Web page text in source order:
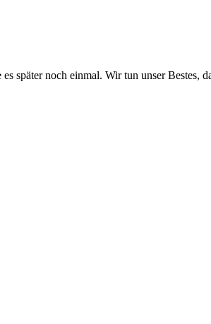
später noch einmal. Wir tun unser Bestes,